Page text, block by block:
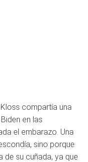
compartía una
en las
el embarazo. Una
sino porque
de su cuñada, ya que